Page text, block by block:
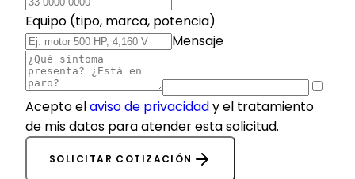
Equipo (tipo, marca, potencia)
Mensaje
Acepto elaviso de privacidady el tratamiento
de mis datos para atender esta solicitud.
SOLICITAR COTIZACIÓN